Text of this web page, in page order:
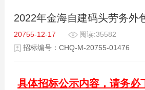
2022年金海自建码头劳务外
20755-12-17
阅读:35582
招标编号：CHQ-M-20755-01476
具体招标公示内容，请务必